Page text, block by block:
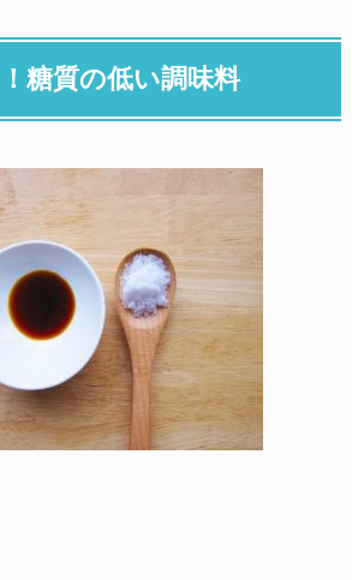
糖質の低い調味料